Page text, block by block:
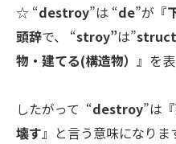
☆ “destroy”は “de”が『
頭辞で、 “stroy”は”
物・建てる(構造物） 』を
したがって “destroy”は『
壊す』と言う意味になりま